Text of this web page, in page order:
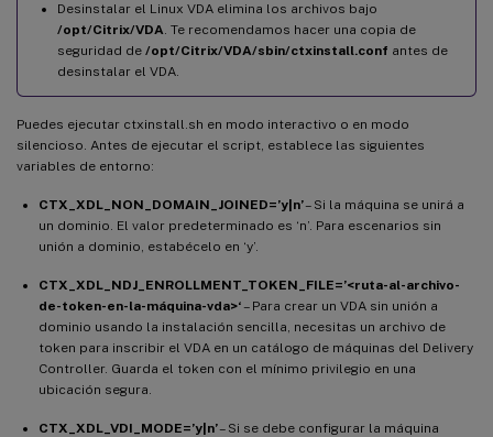
Desinstalar el Linux VDA elimina los archivos bajo
/opt/Citrix/VDA . Te recomendamos hacer una copia de
seguridad de /opt/Citrix/VDA/sbin/ctxinstall.conf antes de
desinstalar el VDA.
Puedes ejecutar ctxinstall.sh en modo interactivo o en modo
silencioso. Antes de ejecutar el script, establece las siguientes
variables de entorno:
CTX_XDL_NON_DOMAIN_JOINED=’y|n’– Si la máquina se unirá a
un dominio. El valor predeterminado es ‘n’. Para escenarios sin
unión a dominio, estabécelo en ‘y’.
CTX_XDL_NDJ_ENROLLMENT_TOKEN_FILE=’<ruta-al-archivo-
de-token-en-la-máquina-vda>‘– Para crear un VDA sin unión a
dominio usando la instalación sencilla, necesitas un archivo de
token para inscribir el VDA en un catálogo de máquinas del Delivery
Controller. Guarda el token con el mínimo privilegio en una
ubicación segura.
CTX_XDL_VDI_MODE=’y|n’– Si se debe configurar la máquina